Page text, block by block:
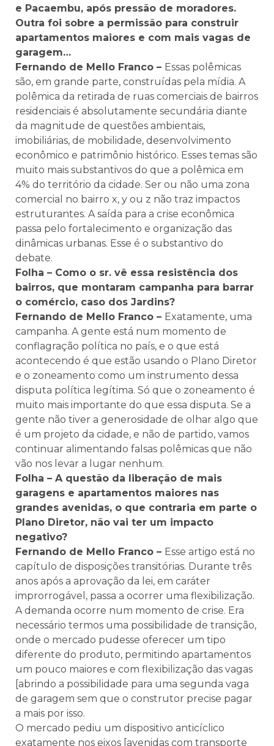
e Pacaembu, após pressão de moradores.
Outra foi sobre a permissão para construir
apartamentos maiores e com mais vagas de
garagem…
Fernando de Mello Franco – Essas polêmicas
são, em grande parte, construídas pela mídia. A
polêmica da retirada de ruas comerciais de bairros
residenciais é absolutamente secundária diante
da magnitude de questões ambientais,
imobiliárias, de mobilidade, desenvolvimento
econômico e patrimônio histórico. Esses temas são
muito mais substantivos do que a polêmica em
4% do território da cidade. Ser ou não uma zona
comercial no bairro x, y ou z não traz impactos
estruturantes. A saída para a crise econômica
passa pelo fortalecimento e organização das
dinâmicas urbanas. Esse é o substantivo do
debate.
Folha – Como o sr. vê essa resistência dos
bairros, que montaram campanha para barrar
o comércio, caso dos Jardins?
Fernando de Mello Franco – Exatamente, uma
campanha. A gente está num momento de
conflagração política no país, e o que está
acontecendo é que estão usando o Plano Diretor
e o zoneamento como um instrumento dessa
disputa política legítima. Só que o zoneamento é
muito mais importante do que essa disputa. Se a
gente não tiver a generosidade de olhar algo que
é um projeto da cidade, e não de partido, vamos
continuar alimentando falsas polêmicas que não
vão nos levar a lugar nenhum.
Folha – A questão da liberação de mais
garagens e apartamentos maiores nas
grandes avenidas, o que contraria em parte o
Plano Diretor, não vai ter um impacto
negativo?
Fernando de Mello Franco – Esse artigo está no
capítulo de disposições transitórias. Durante três
anos após a aprovação da lei, em caráter
improrrogável, passa a ocorrer uma flexibilização.
A demanda ocorre num momento de crise. Era
necessário termos uma possibilidade de transição,
onde o mercado pudesse oferecer um tipo
diferente do produto, permitindo apartamentos
um pouco maiores e com flexibilização das vagas
[abrindo a possibilidade para uma segunda vaga
de garagem sem que o construtor precise pagar
a mais por isso.
O mercado pediu um dispositivo anticíclico
exatamente nos eixos [avenidas com transporte